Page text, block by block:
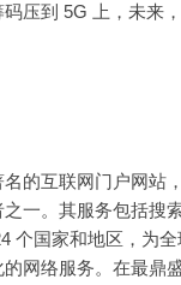
压到 5G 上，未来
互联网门户网站
一。其服务包括搜
个国家和地区，为
网络服务。在最鼎